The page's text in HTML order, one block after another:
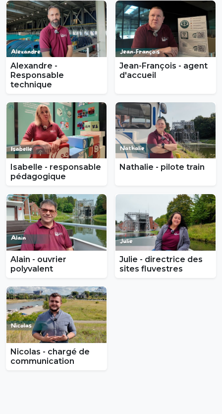
Alexandre -
Responsable
technique
Jean-François - agent
d'accueil
Isabelle - responsable
pédagogique
Nathalie - pilote train
Alain - ouvrier
polyvalent
Julie - directrice des
sites fluvestres
Nicolas - chargé de
communication